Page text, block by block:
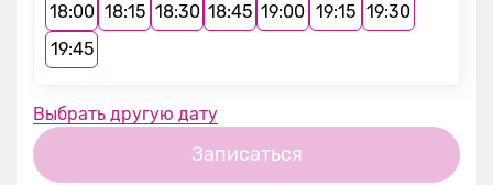
18:00 18:15 18:30 18:45 19:00 19:15 19:30
19:45
Выбрать другую дату
Записаться